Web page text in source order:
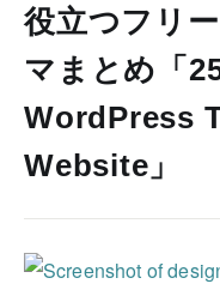
役立つフリ
マまとめ「
WordPress
Website」